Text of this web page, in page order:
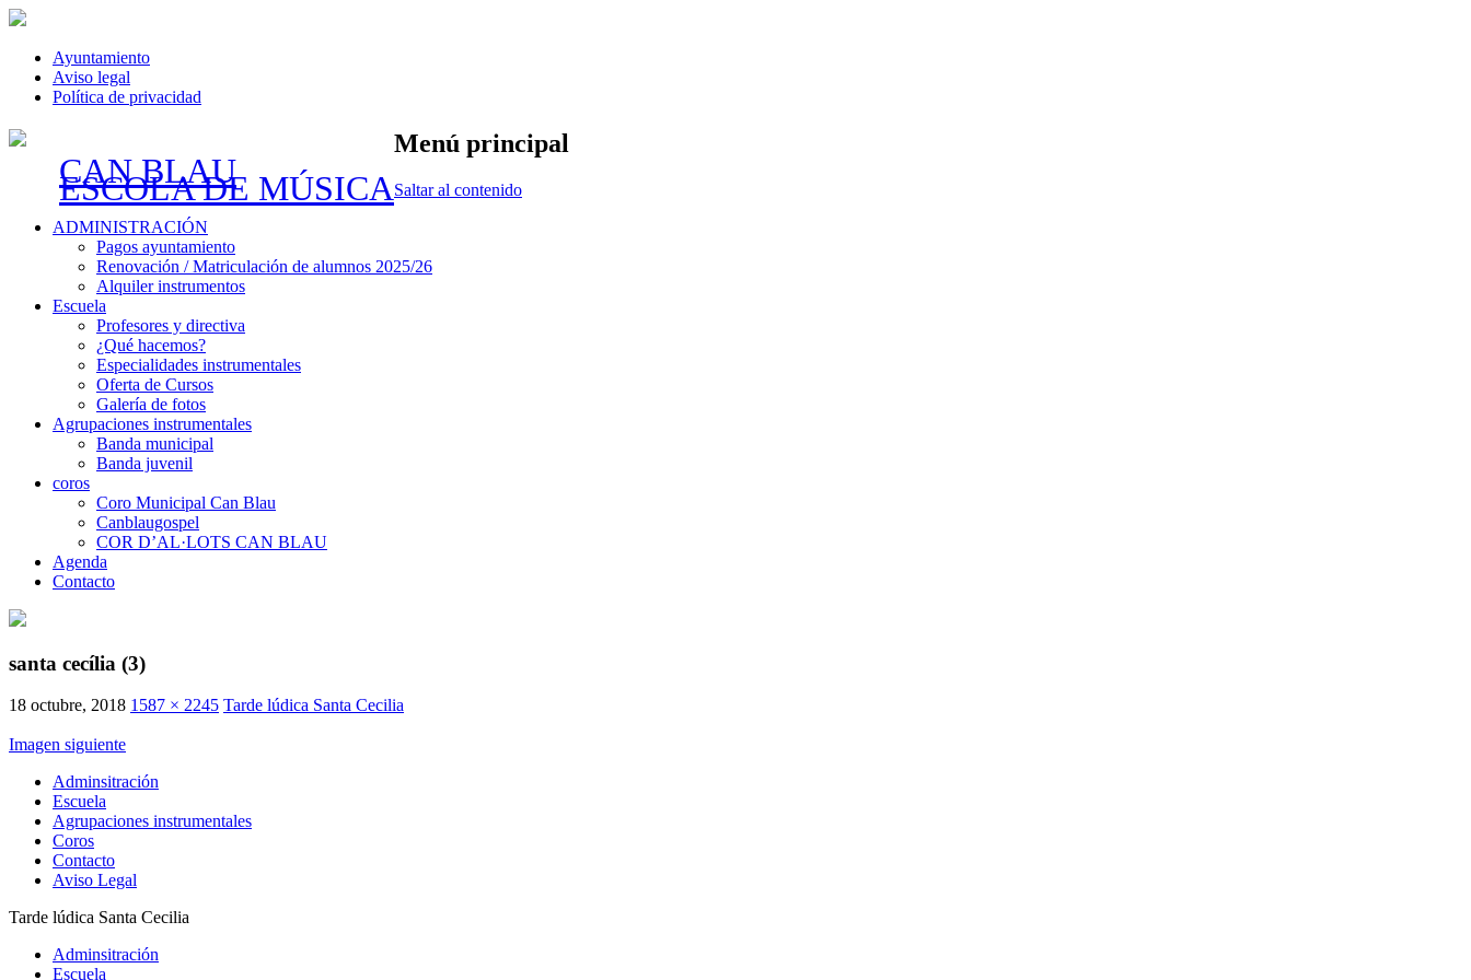
Ayuntamiento
Aviso legal
Política de privacidad
CAN BLAU
ESCOLA DE MÚSICA
Menú principal
Saltar al contenido
ADMINISTRACIÓN
Pagos ayuntamiento
Renovación / Matriculación de alumnos 2025/26
Alquiler instrumentos
Escuela
Profesores y directiva
¿Qué hacemos?
Especialidades instrumentales
Oferta de Cursos
Galería de fotos
Agrupaciones instrumentales
Banda municipal
Banda juvenil
coros
Coro Municipal Can Blau
Canblaugospel
COR D’AL·LOTS CAN BLAU
Agenda
Contacto
santa cecília (3)
18 octubre, 2018 1587 × 2245 Tarde lúdica Santa Cecilia
Imagen siguiente
Adminsitración
Escuela
Agrupaciones instrumentales
Coros
Contacto
Aviso Legal
Tarde lúdica Santa Cecilia
Adminsitración
Escuela